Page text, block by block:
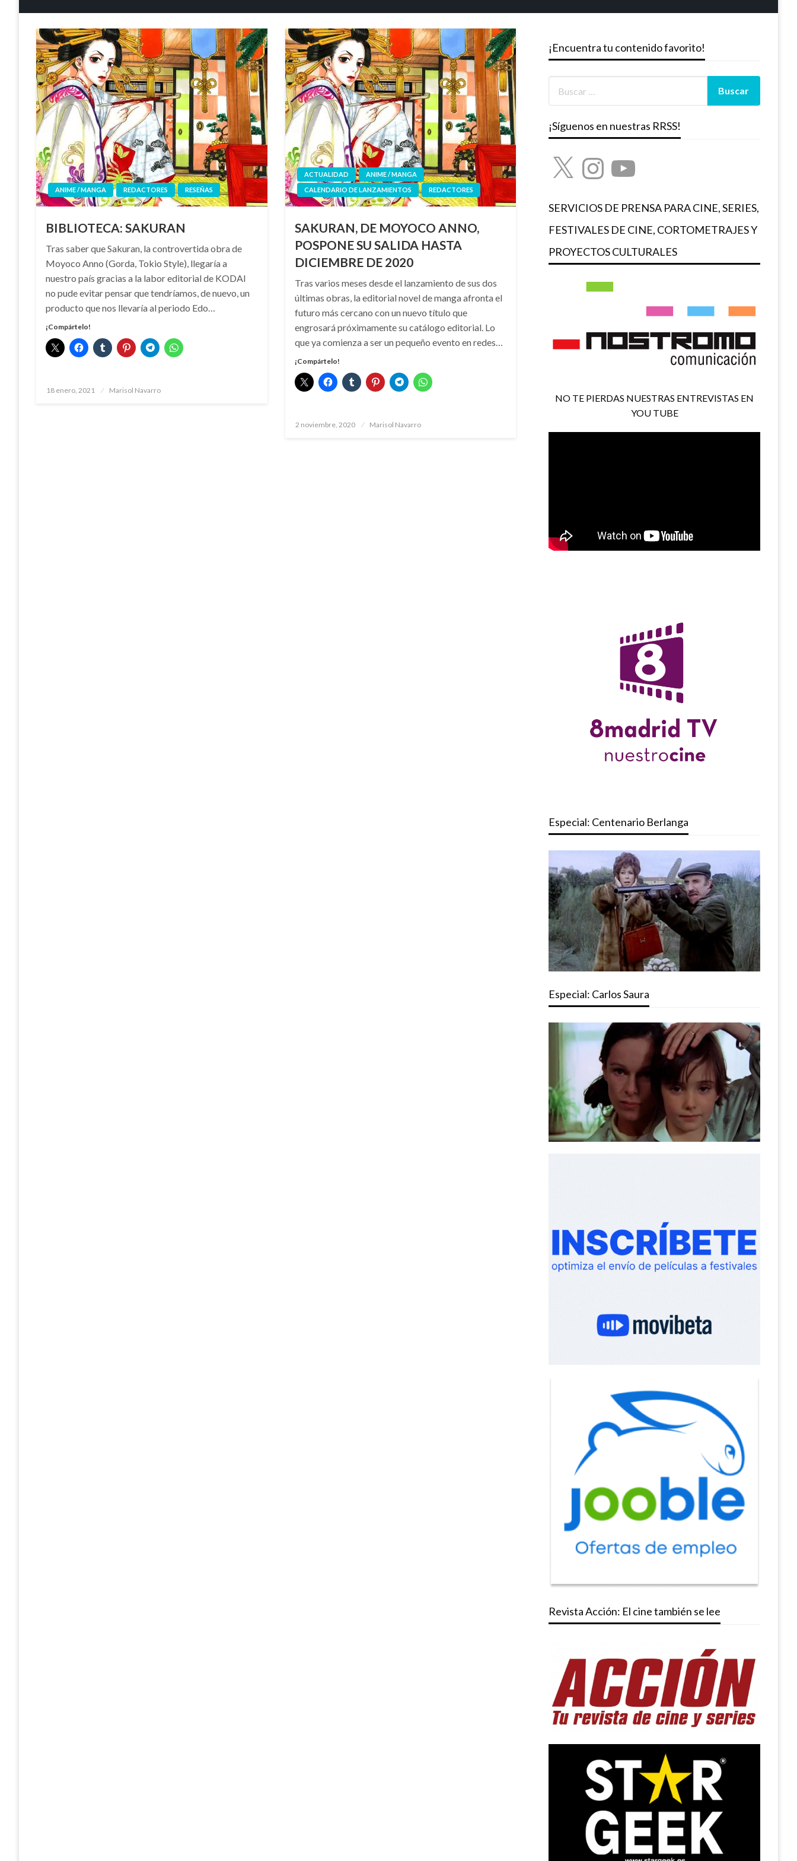
ANIME / MANGA REDACTORES RESEÑAS
BIBLIOTECA: SAKURAN
Tras saber que Sakuran, la controvertida obra de
Moyoco Anno (Gorda, Tokio Style), llegaría a
nuestro país gracias a la labor editorial de KODAI
no pude evitar pensar que tendríamos, de nuevo, un
producto que nos llevaría al periodo Edo…
¡Compártelo!
Publicado
18 enero, 2021 Marisol Navarro
ACTUALIDAD
ANIME / MANGA
CALENDARIO DE LANZAMIENTOS
REDACTORES
SAKURAN, DE MOYOCO ANNO,
POSPONE SU SALIDA HASTA
DICIEMBRE DE 2020
Tras varios meses desde el lanzamiento de sus dos
últimas obras, la editorial novel de manga afronta el
futuro más cercano con un nuevo título que
engrosará próximamente su catálogo editorial. Lo
que ya comienza a ser un pequeño evento en redes…
¡Compártelo!
Publicado
2 noviembre, 2020 Marisol Navarro
¡Encuentra tu contenido favorito!
¡Síguenos en nuestras RRSS!
X InstagramYouTube
SERVICIOS DE PRENSA PARA CINE, SERIES,
FESTIVALES DE CINE, CORTOMETRAJES Y
PROYECTOS CULTURALES
NO TE PIERDAS NUESTRAS ENTREVISTAS EN
YOU TUBE
Especial: Centenario Berlanga
Especial: Carlos Saura
Revista Acción: El cine también se lee